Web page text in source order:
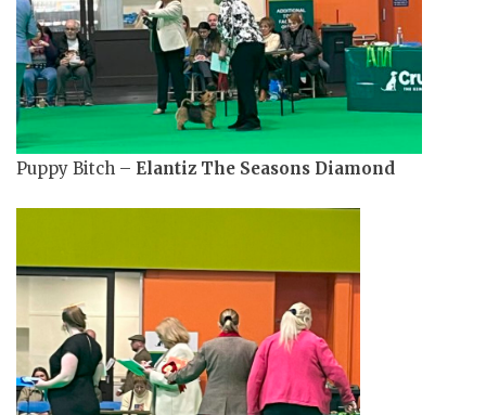
Puppy Bitch – Elantiz The Seasons Diamond